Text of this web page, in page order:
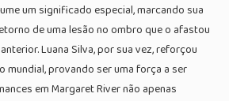
um significado especial, marcando sua
de uma lesão no ombro que o afastou
Luana Silva, por sua vez, reforçou
mundial, provando ser uma força a ser
em Margaret River não apenas